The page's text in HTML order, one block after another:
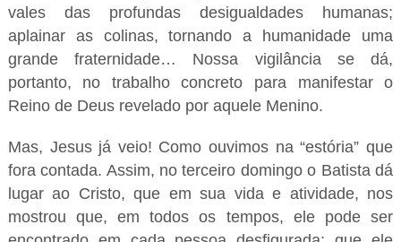
vales das profundas desigualdades humanas;
aplainar as colinas, tornando a humanidade uma
grande fraternidade… Nossa vigilância se dá,
portanto, no trabalho concreto para manifestar o
Reino de Deus revelado por aquele Menino.
Mas, Jesus já veio! Como ouvimos na “estória” que
fora contada. Assim, no terceiro domingo o Batista dá
lugar ao Cristo, que em sua vida e atividade, nos
mostrou que, em todos os tempos, ele pode ser